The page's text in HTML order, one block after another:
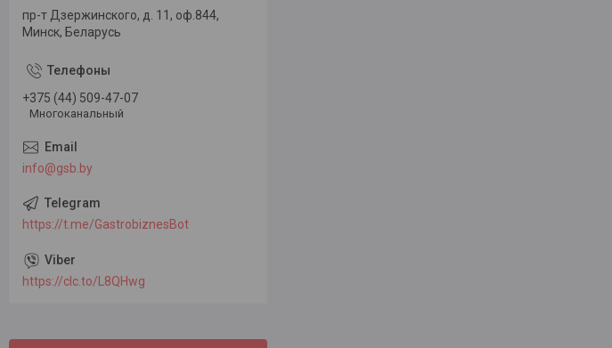
пр-т Дзержинского, д. 11, оф.844,
Минск, Беларусь
+375 (44) 509-47-07
Многоканальный
info@gsb.by
https://t.me/GastrobiznesBot
https://clc.to/L8QHwg